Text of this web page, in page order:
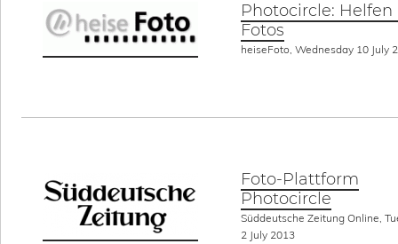
Photocircle:
Fotos
heiseFoto, Wednesday 10 July
Foto-Plattform
Photocircle
Süddeutsche Zeitung Online,
2 July 2013